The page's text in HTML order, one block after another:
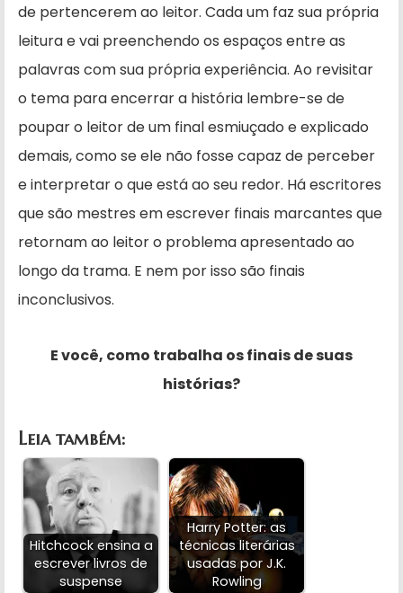
de pertencerem ao leitor. Cada um faz sua própria
leitura e vai preenchendo os espaços entre as
palavras com sua própria experiência. Ao revisitar
o tema para encerrar a história lembre-se de
poupar o leitor de um final esmiuçado e explicado
demais, como se ele não fosse capaz de perceber
e interpretar o que está ao seu redor. Há escritores
que são mestres em escrever finais marcantes que
retornam ao leitor o problema apresentado ao
longo da trama. E nem por isso são finais
inconclusivos.
E você, como trabalha os finais de suas
histórias?
Leia também:
Hitchcock ensina a
escrever livros de
suspense
Harry Potter: as
técnicas literárias
usadas por J.K.
Rowling